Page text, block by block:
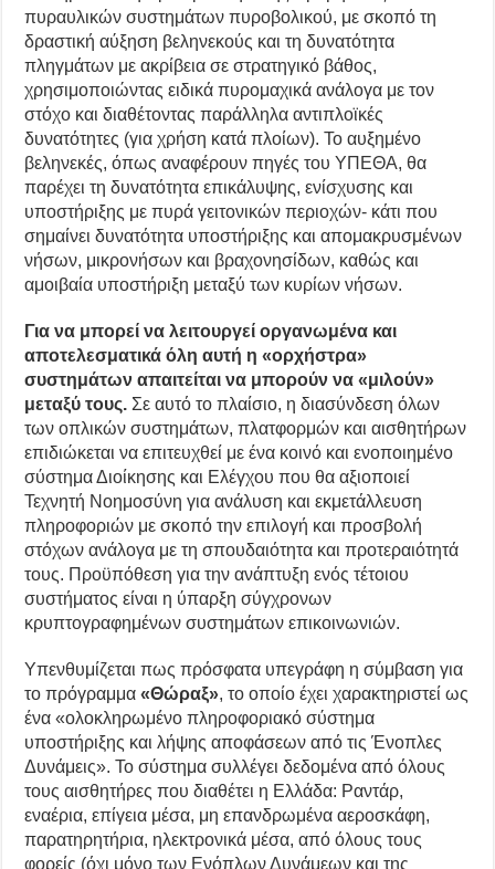
πυραυλικών συστημάτων πυροβολικού, με σκοπό τη
δραστική αύξηση βεληνεκούς και τη δυνατότητα
πληγμάτων με ακρίβεια σε στρατηγικό βάθος,
χρησιμοποιώντας ειδικά πυρομαχικά ανάλογα με τον
στόχο και διαθέτοντας παράλληλα αντιπλοϊκές
δυνατότητες (για χρήση κατά πλοίων). Το αυξημένο
βεληνεκές, όπως αναφέρουν πηγές του ΥΠΕΘΑ, θα
παρέχει τη δυνατότητα επικάλυψης, ενίσχυσης και
υποστήριξης με πυρά γειτονικών περιοχών- κάτι που
σημαίνει δυνατότητα υποστήριξης και απομακρυσμένων
νήσων, μικρονήσων και βραχονησίδων, καθώς και
αμοιβαία υποστήριξη μεταξύ των κυρίων νήσων.
Για να μπορεί να λειτουργεί οργανωμένα και
αποτελεσματικά όλη αυτή η «ορχήστρα»
συστημάτων απαιτείται να μπορούν να «μιλούν»
μεταξύ τους. Σε αυτό το πλαίσιο, η διασύνδεση όλων
των οπλικών συστημάτων, πλατφορμών και αισθητήρων
επιδιώκεται να επιτευχθεί με ένα κοινό και ενοποιημένο
σύστημα Διοίκησης και Ελέγχου που θα αξιοποιεί
Τεχνητή Νοημοσύνη για ανάλυση και εκμετάλλευση
πληροφοριών με σκοπό την επιλογή και προσβολή
στόχων ανάλογα με τη σπουδαιότητα και προτεραιότητά
τους. Προϋπόθεση για την ανάπτυξη ενός τέτοιου
συστήματος είναι η ύπαρξη σύγχρονων
κρυπτογραφημένων συστημάτων επικοινωνιών.
Υπενθυμίζεται πως πρόσφατα υπεγράφη η σύμβαση για
το πρόγραμμα«Θώραξ», το οποίο έχει χαρακτηριστεί ως
ένα «ολοκληρωμένο πληροφοριακό σύστημα
υποστήριξης και λήψης αποφάσεων από τις Ένοπλες
Δυνάμεις». Το σύστημα συλλέγει δεδομένα από όλους
τους αισθητήρες που διαθέτει η Ελλάδα: Ραντάρ,
εναέρια, επίγεια μέσα, μη επανδρωμένα αεροσκάφη,
παρατηρητήρια, ηλεκτρονικά μέσα, από όλους τους
φορείς (όχι μόνο των Ενόπλων Δυνάμεων και της